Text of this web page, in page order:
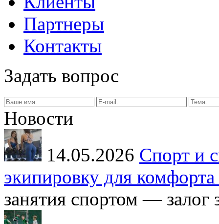
Партнеры
Контакты
Задать вопрос
Новости
14.05.2026 Спорт и
экипировку для комфорта
занятия спортом — залог